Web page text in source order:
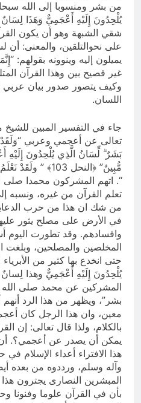
من بشر ومنسوبا إلى الله
يُلْحِدُونَ إِلَيْهِ أَعْجَمِيٌّ وَهَذَا
شقي الشبهة وهو أن يكون
على نحوالتلقين، والمعنى:
يميلون إليه وينوونه بقولهم:
غير فصيح بين وهذا القرآن
وكيف يتصور صدور بيان
اللسان.
جاء في التفسير المبين للشيخ
تعالى عن أعجمي وعربي “وَلَقَدْ
بَشَرٌ ۗ لِّسَانُ الَّذِي يُلْحِدُونَ إِلَيْهِ
مُّبِينٌ” ﴿النحل
“. اتهم المشركون محمدا صلى
تعلم القرآن من غيره، ونسبه
من شك ان هذا من حرب
في الأرض على مصلح يثور
وافسادهم. وقد تطورت اليوم
المخلصين والمصلحين، وبلغت
حتى انخدع بها كثير من
يُلْحِدُونَ إِلَيْهِ أَعْجَمِيٌّ وهذا
المشركين عن محمد صلى الله
بشر”، ويظهر من هذا الرد أنهم
معين، وان هذا الرجل كان
بالكلام، ولذا قال تعالى: إن
يمكن أن يصدر عن أعجمي؟. أن
هذا الافتراء أعداء الإسلام
وآله وسلم، ورددوه من بعده
المبشرين النصارى يجترون هذا
بأن في القرآن علوما وفنونا